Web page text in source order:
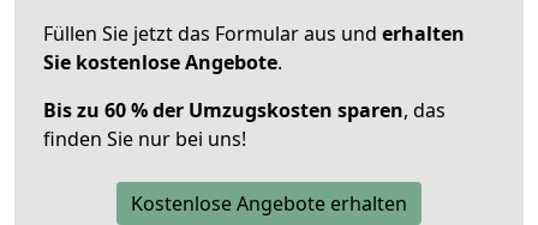
Füllen Sie jetzt das Formular aus und erhalten
Sie kostenlose Angebote.
Bis zu 60 % der Umzugskosten sparen, das
finden Sie nur bei uns!
Kostenlose Angebote erhalten